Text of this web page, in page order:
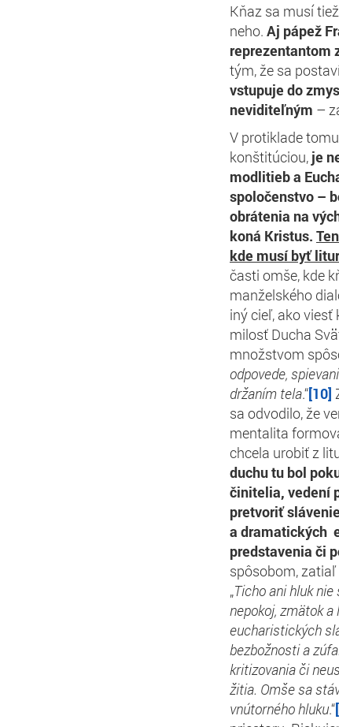
Kňaz sa musí
neho. Aj pápež
reprezentantom
tým, že sa
vstupuje do
neviditeľným –
V protiklade
konštitúciou, je
modlitieb a
spoločenstvo –
obrátenia na
koná Kristus.
kde musí byť
časti omše, kde
manželského
iný cieľ, ako
milosť Ducha
množstvom
odpovede,
držaním tela.“[10]
sa odvodilo, že
mentalita
chcela urobiť z
duchu tu bol
činitelia, vedení
pretvoriť
a dramatických
predstavenia či
spôsobom,
„Ticho ani hluk
nepokoj, zmätok
eucharistických
bezbožnosti a
kritizovania či
žitia. Omše sa
vnútorného hluku.“